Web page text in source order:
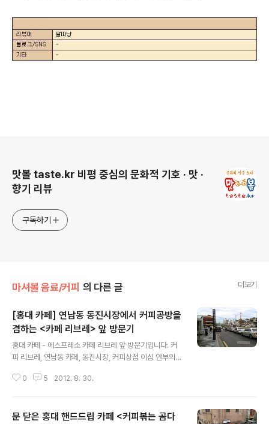
맛볼 taste.kr 비평 중심의 문화적 기호 · 맛 ·
향기 리뷰
구독하기
마셔볼 음료/커피 의 다른 글 더보기
[홍대 카페] 연남동 동진시장에서 커피공방을
겸하는 <카페 리브레> 앞 방문기
홍대 카페 - 에스프레소 카페 리브레 앞 방문기입니다. 커
피 리브레, 연남동 카페, 동진시장, 커피상점 이심 안부의
말씀이 있어서 뭐라도 써야겠다는 생각에 위시리스트를 들
다방 유적지를 눈으로 확인하고 연남동의 카페 리브레로
0 5 2012. 8. 30.
문 닫은 홍대 핸드드립 카페 <커피볶는 곰다